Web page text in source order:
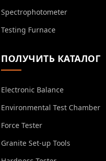
Spectrophotometer
Testing Furnace
ПОЛУЧИТЬ КАТАЛОГ
Electronic Balance
Environmental Test Chamber
Force Tester
Granite Set-up Tools